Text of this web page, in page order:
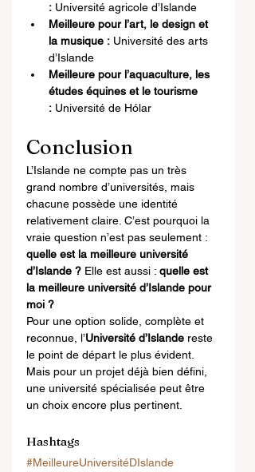
: Université agricole d’Islande
Meilleure pour l’art, le design et
la musique : Université des arts
d’Islande
Meilleure pour l’aquaculture, les
études équines et le tourisme
: Université de Hólar
Conclusion
L’Islande ne compte pas un très
grand nombre d’universités, mais
chacune possède une identité
relativement claire. C’est pourquoi la
vraie question n’est pas seulement :
quelle est la meilleure université
d’Islande ? Elle est aussi : quelle est
la meilleure université d’Islande pour
moi ?
Pour une option solide, complète et
reconnue, l’Université d’Islande reste
le point de départ le plus évident.
Mais pour un projet déjà bien défini,
une université spécialisée peut être
un choix encore plus pertinent.
Hashtags
#MeilleureUniversitéDIslande